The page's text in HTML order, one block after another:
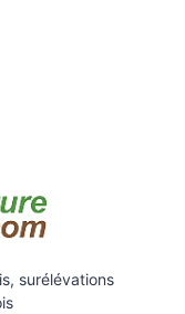
surélévations